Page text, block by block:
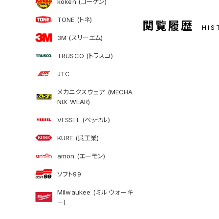
TONE (トネ)
3M (スリーエム)
TRUSCO (トラスコ)
JTC
メカニクスウェア (MECHA
NIX WEAR)
VESSEL (ベッセル)
KURE (呉工業)
amon (エーモン)
ソフト99
Milwaukee (ミルウォーキ
ー)
閲覧履歴